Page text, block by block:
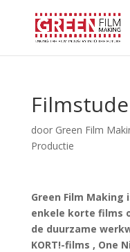
door Green Film
Productie
Green Film
enkele korte films
de duurzame
KORT!-films , One